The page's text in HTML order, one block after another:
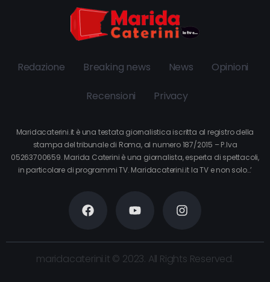
Redazione Breaking news News Opinioni
Recensioni Privacy
Maridacaterini.it è una testata giornalistica iscritta al registro della
stampa del tribunale di Roma, al numero 187/2015 – P.Iva
05263700659. Marida Caterini è una giornalista, esperta di spettacoli,
in particolare di programmi TV. Maridacaterini.it la TV e non solo…’
maridacaterini.it © 2023. All Rights Reserved.